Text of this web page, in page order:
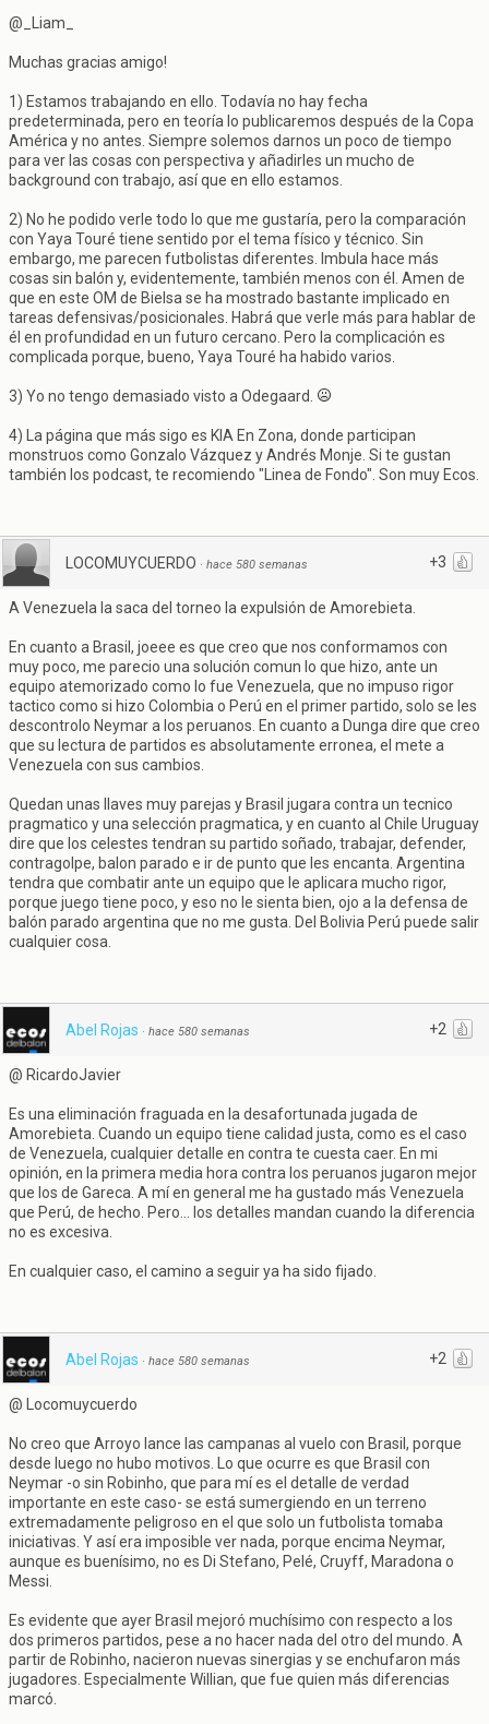
@_Liam_
Muchas gracias amigo!
1) Estamos trabajando en ello. Todavía no hay fecha
predeterminada, pero en teoría lo publicaremos después de la Copa
América y no antes. Siempre solemos darnos un poco de tiempo
para ver las cosas con perspectiva y añadirles un mucho de
background con trabajo, así que en ello estamos.
2) No he podido verle todo lo que me gustaría, pero la comparación
con Yaya Touré tiene sentido por el tema físico y técnico. Sin
embargo, me parecen futbolistas diferentes. Imbula hace más
cosas sin balón y, evidentemente, también menos con él. Amen de
que en este OM de Bielsa se ha mostrado bastante implicado en
tareas defensivas/posicionales. Habrá que verle más para hablar de
él en profundidad en un futuro cercano. Pero la complicación es
complicada porque, bueno, Yaya Touré ha habido varios.
3) Yo no tengo demasiado visto a Odegaard.
4) La página que más sigo es KIA En Zona, donde participan
monstruos como Gonzalo Vázquez y Andrés Monje. Si te gustan
también los podcast, te recomiendo "Linea de Fondo". Son muy Ecos.
+3
LOCOMUYCUERDO · hace 580 semanas
A Venezuela la saca del torneo la expulsión de Amorebieta.
En cuanto a Brasil, joeee es que creo que nos conformamos con
muy poco, me parecio una solución comun lo que hizo, ante un
equipo atemorizado como lo fue Venezuela, que no impuso rigor
tactico como si hizo Colombia o Perú en el primer partido, solo se les
descontrolo Neymar a los peruanos. En cuanto a Dunga dire que creo
que su lectura de partidos es absolutamente erronea, el mete a
Venezuela con sus cambios.
Quedan unas llaves muy parejas y Brasil jugara contra un tecnico
pragmatico y una selección pragmatica, y en cuanto al Chile Uruguay
dire que los celestes tendran su partido soñado, trabajar, defender,
contragolpe, balon parado e ir de punto que les encanta. Argentina
tendra que combatir ante un equipo que le aplicara mucho rigor,
porque juego tiene poco, y eso no le sienta bien, ojo a la defensa de
balón parado argentina que no me gusta. Del Bolivia Perú puede salir
cualquier cosa.
+2
Abel Rojas · hace 580 semanas
@ RicardoJavier
Es una eliminación fraguada en la desafortunada jugada de
Amorebieta. Cuando un equipo tiene calidad justa, como es el caso
de Venezuela, cualquier detalle en contra te cuesta caer. En mi
opinión, en la primera media hora contra los peruanos jugaron mejor
que los de Gareca. A mí en general me ha gustado más Venezuela
que Perú, de hecho. Pero... los detalles mandan cuando la diferencia
no es excesiva.
En cualquier caso, el camino a seguir ya ha sido fijado.
+2
Abel Rojas · hace 580 semanas
@ Locomuycuerdo
No creo que Arroyo lance las campanas al vuelo con Brasil, porque
desde luego no hubo motivos. Lo que ocurre es que Brasil con
Neymar -o sin Robinho, que para mí es el detalle de verdad
importante en este caso- se está sumergiendo en un terreno
extremadamente peligroso en el que solo un futbolista tomaba
iniciativas. Y así era imposible ver nada, porque encima Neymar,
aunque es buenísimo, no es Di Stefano, Pelé, Cruyff, Maradona o
Messi.
Es evidente que ayer Brasil mejoró muchísimo con respecto a los
dos primeros partidos, pese a no hacer nada del otro del mundo. A
partir de Robinho, nacieron nuevas sinergias y se enchufaron más
jugadores. Especialmente Willian, que fue quien más diferencias
marcó.